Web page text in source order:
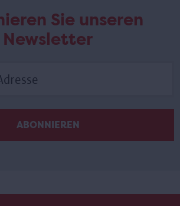
Sie unseren
Newsletter